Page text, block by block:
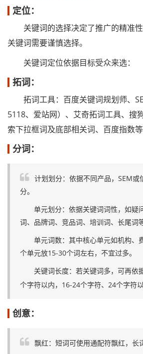
定位：
关键词的选择决定了推广的精准性
关键词需要谨慎选择。
关键词定位依据目标受众来选：
拓词：
拓词工具：百度关键词规划师、
5118、爱站网）、艾奇拓词工具、搜
索下拉框词及底部相关词、百度指数等
分词：
计划划分：依据不同产品，SEM或
分。
单元划分：依据关键词词性，如疑
词、品牌词、竞品词、培训词、长尾词
单元词数：其中核心单元如机构、
个单元放15-30个词左右，不宜过多。
关键词长度：若关键词多，可再依
个字符以内，16-24个字符、24个字符以
创意：
飘红：短词可使用通配符飘红，长